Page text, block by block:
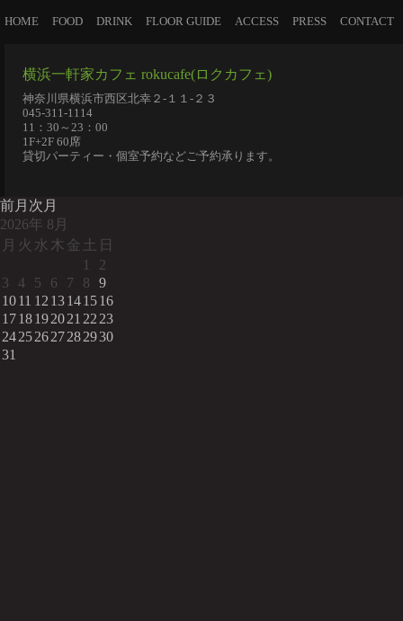
HOME FOOD DRINK FLOOR GUIDE ACCESS PRESS CONTACT
横浜一軒家カフェ rokucafe(ロクカフェ)
神奈川県横浜市西区北幸２-１１-２３
045-311-1114
11：30～23：00
1F+2F 60席
貸切パーティー・個室予約などご予約承ります。
前月 次月
2026年 8月
月 火 水 木 金 土 日
1
2
3
4 5 6 7 8
9
1011 12 13141516
1718192021 22 23
24252627282930
31